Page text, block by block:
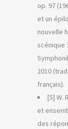
op. 97
et un
nouvelle
scénique
2010
français).
[5] W.
et
des